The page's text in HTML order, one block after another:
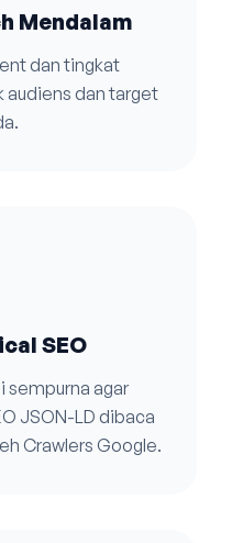
Mendalam
dan tingkat
audiens dan target
SEO
sempurna agar
JSON-LD dibaca
Crawlers Google.